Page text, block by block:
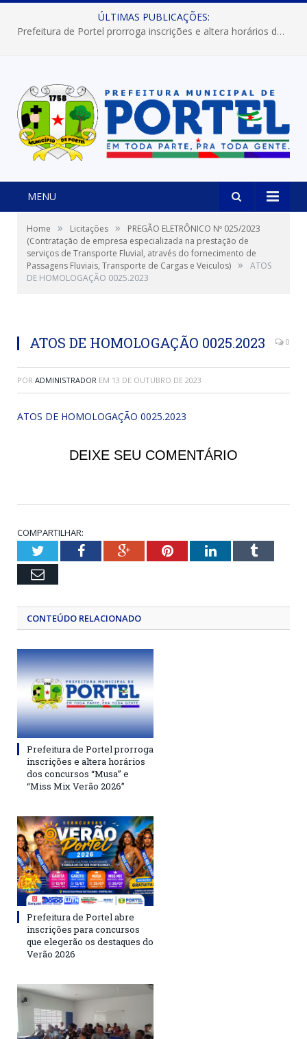
ÚLTIMAS PUBLICAÇÕES:
Prefeitura de Portel prorroga inscrições e altera horários dos concursos “Musa” e “Miss Mix Verão 2026”
MENU
Home » Licitações »
PREGÃO ELETRÔNICO Nº 025/2023
(Contratação de empresa especializada na prestação de
serviços de Transporte Fluvial, através do fornecimento de
Passagens Fluviais, Transporte de Cargas e Veiculos) »
ATOS
DE HOMOLOGAÇÃO 0025.2023
ATOS DE HOMOLOGAÇÃO 0025.2023 0
POR ADMINISTRADOR EM 13 DE OUTUBRO DE 2023
ATOS DE HOMOLOGAÇÃO 0025.2023
DEIXE SEU COMENTÁRIO
COMPARTILHAR:
TwitterFacebookGoogle+PinterestLinkedInTumblr
Email
CONTEÚDO RELACIONADO
Prefeitura de Portel prorroga
inscrições e altera horários
dos concursos “Musa” e
“Miss Mix Verão 2026”
Prefeitura de Portel abre
inscrições para concursos
que elegerão os destaques do
Verão 2026